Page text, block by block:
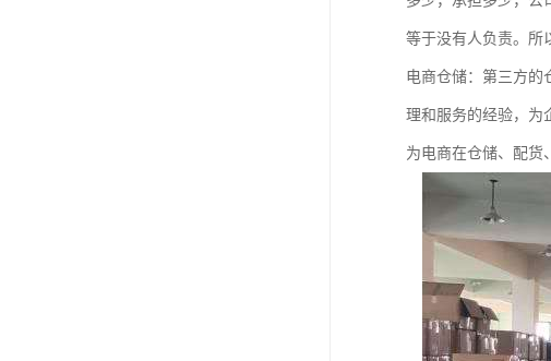
等于没有人负责。所
电商仓储：第三方的
理和服务的经验，为
为电商在仓储、配货